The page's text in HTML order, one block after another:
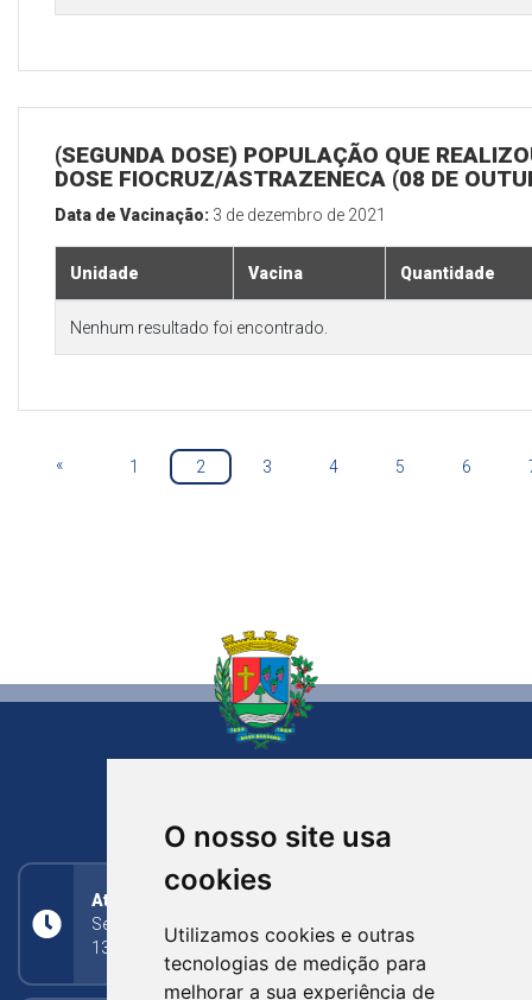
O nosso site usa
cookies
Utilizamos cookies e outras
tecnologias de medição para
melhorar a sua experiência de
(SEGUNDA DOSE) POPULAÇÃO QUE
DOSE FIOCRUZ/ASTRAZENECA (08 DE
Data de Vacinação: 3 de dezembro de 2021
Unidade Vacina Quantidade
Nenhum resultado foi encontrado.
« 1 2 3 4 5 6
Atendimento
Segunda a Sexta: 8h às 11h30min (manhã);
13h30min às 17h (tarde)